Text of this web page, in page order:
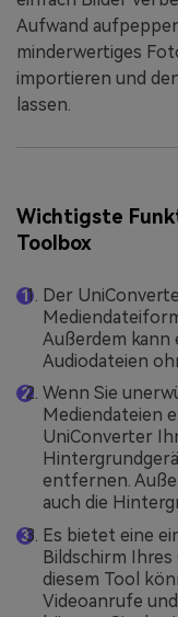
Aufwand
minderwertiges
importieren und
lassen.
Wichtigste
Toolbox
Der
Außerdem kann
Audiodateien
Wenn Sie
Mediendateien
UniConverter
entfernen.
auch die
Es bietet eine
Bildschirm
diesem Tool
Videoanrufe